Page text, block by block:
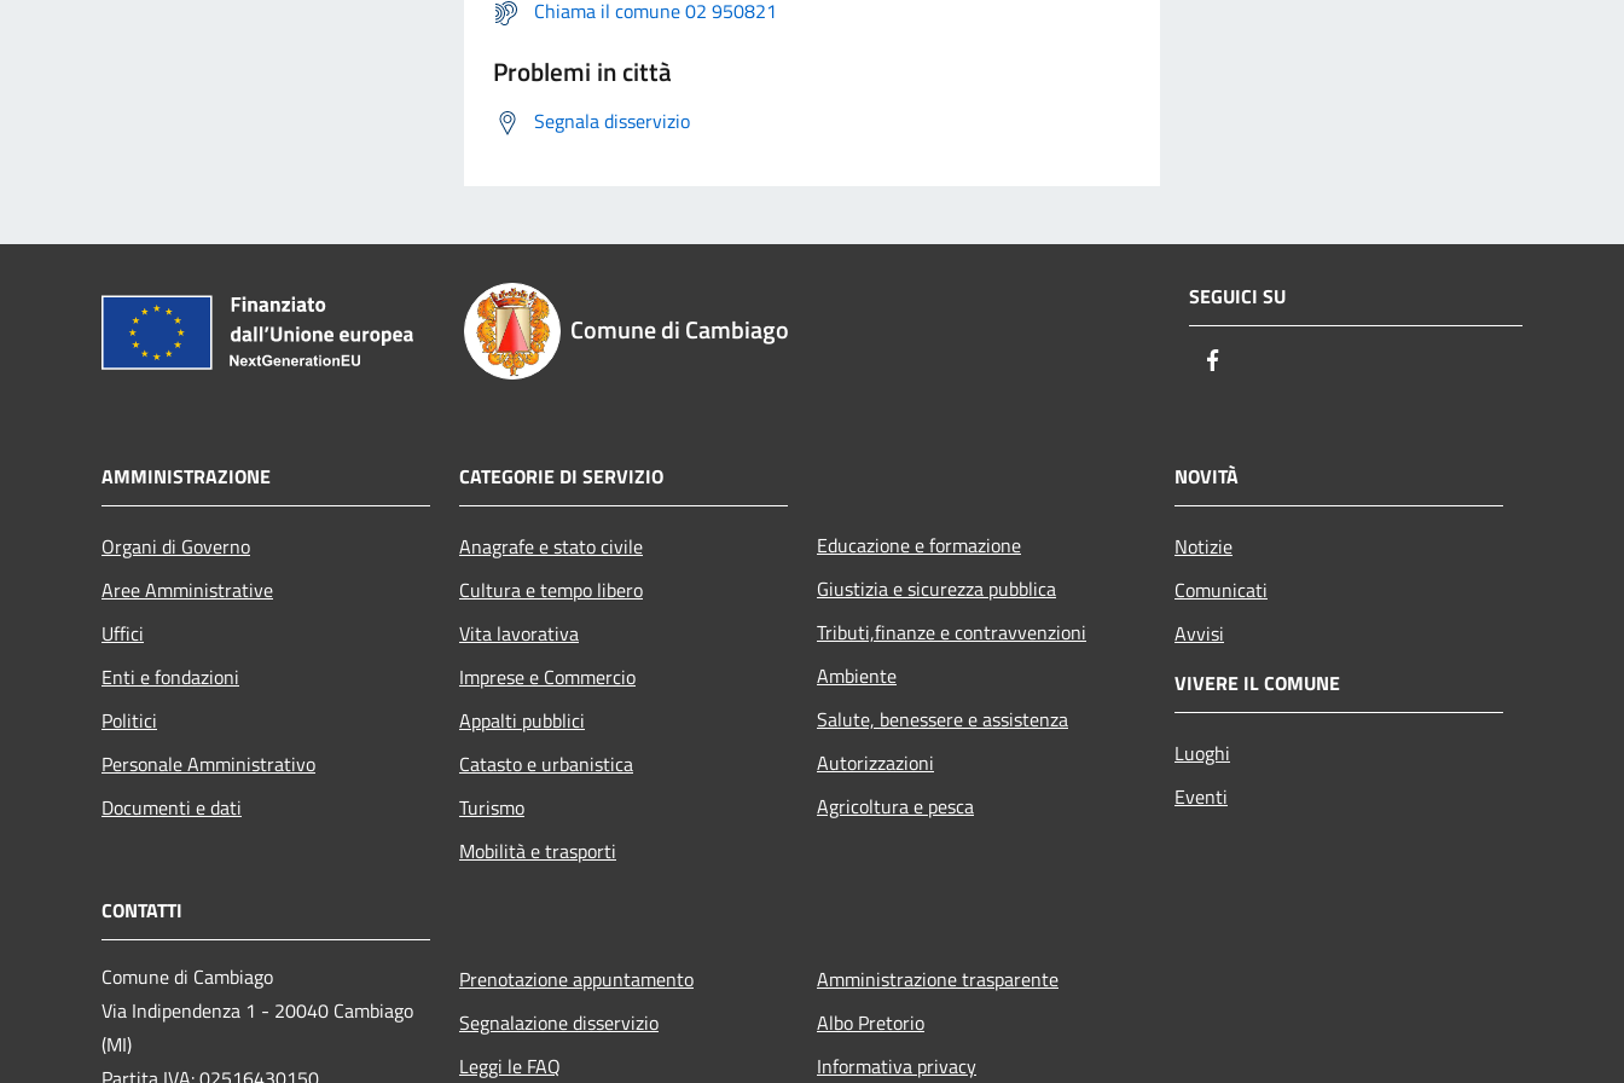
Chiama il comune 02 950821
Problemi in città
Segnala disservizio
Comune di Cambiago
SEGUICI SU
AMMINISTRAZIONE
Organi di Governo
Aree Amministrative
Uffici
Enti e fondazioni
Politici
Personale Amministrativo
Documenti e dati
CATEGORIE DI SERVIZIO
Anagrafe e stato civile
Cultura e tempo libero
Vita lavorativa
Imprese e Commercio
Appalti pubblici
Catasto e urbanistica
Turismo
Mobilità e trasporti
Educazione e formazione
Giustizia e sicurezza pubblica
Tributi,finanze e contravvenzioni
Ambiente
Salute, benessere e assistenza
Autorizzazioni
Agricoltura e pesca
NOVITÀ
Notizie
Comunicati
Avvisi
VIVERE IL COMUNE
Luoghi
Eventi
CONTATTI
Comune di Cambiago
Via Indipendenza 1 - 20040 Cambiago
(MI)
Prenotazione appuntamento
Segnalazione disservizio
Leggi le FAQ
Amministrazione trasparente
Albo Pretorio
Informativa privacy